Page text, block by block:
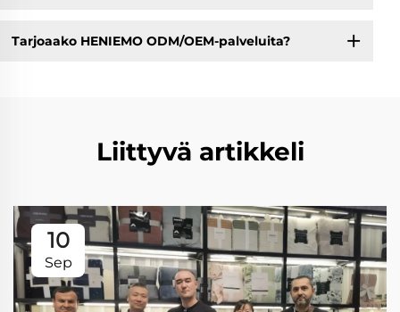
Tarjoaako HENIEMO ODM/OEM-palveluita?
Liittyvä artikkeli
10
Sep